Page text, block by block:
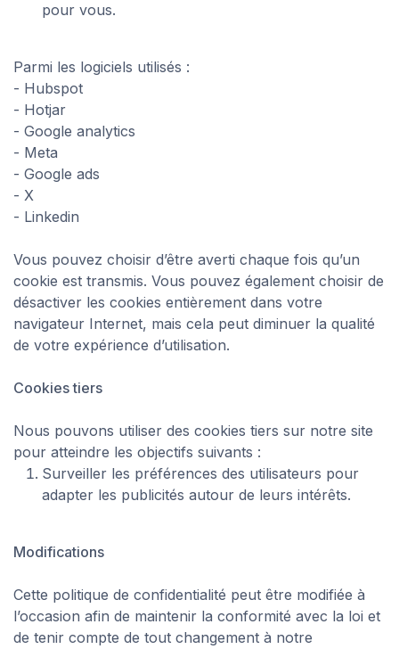
pour vous.
Parmi les logiciels utilisés :
- Hubspot
- Hotjar
- Google analytics
- Meta
- Google ads
- X
- Linkedin
Vous pouvez choisir d’être averti chaque fois qu’un
cookie est transmis. Vous pouvez également choisir de
désactiver les cookies entièrement dans votre
navigateur Internet, mais cela peut diminuer la qualité
de votre expérience d’utilisation.
Cookies tiers
Nous pouvons utiliser des cookies tiers sur notre site
pour atteindre les objectifs suivants :
Surveiller les préférences des utilisateurs pour
adapter les publicités autour de leurs intérêts.
Modifications
Cette politique de confidentialité peut être modifiée à
l’occasion afin de maintenir la conformité avec la loi et
de tenir compte de tout changement à notre